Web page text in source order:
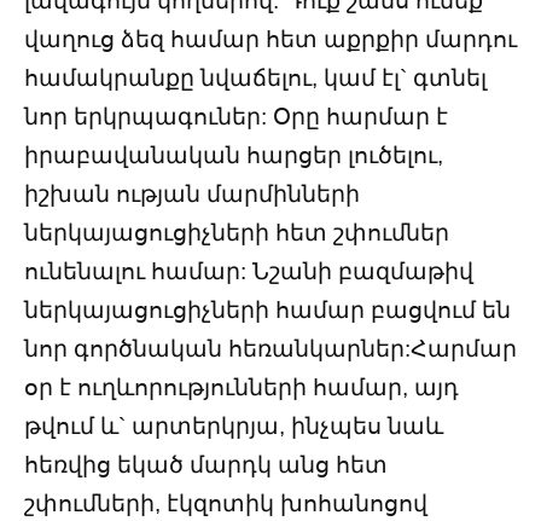
վաղուց ձեզ համար հետ աքրքիր մարդու
համակրանքը նվաճելու, կամ էլ` գտնել
նոր երկրպագուներ: Օրը հարմար է
իրաբավանական հարցեր լուծելու,
իշխան ության մարմինների
ներկայացուցիչների հետ շփումներ
ունենալու համար: Նշանի բազմաթիվ
ներկայացուցիչների համար բացվում են
նոր գործնական հեռանկարներ:Հարմար
օր է ուղևորությունների համար, այդ
թվում և` արտերկրյա, ինչպես նաև
հեռվից եկած մարդկ անց հետ
շփումների, էկզոտիկ խոհանոցով